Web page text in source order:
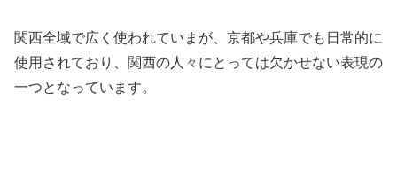
関西全域で広く使われていまが、京都や兵庫でも日常的に
使用されており、関西の人々にとっては欠かせない表現の
一つとなっています。